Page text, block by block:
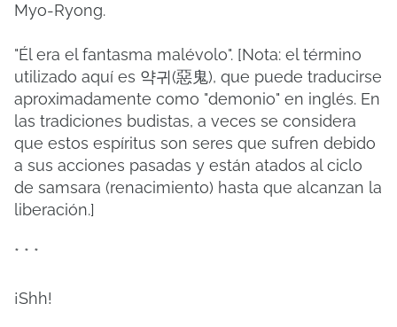
Myo-Ryong.
"Él era el fantasma malévolo". [Nota: el término
utilizado aquí es 약귀(惡鬼), que puede traducirse
aproximadamente como "demonio" en inglés. En
las tradiciones budistas, a veces se considera
que estos espíritus son seres que sufren debido
a sus acciones pasadas y están atados al ciclo
de samsara (renacimiento) hasta que alcanzan la
liberación.]
* * *
¡Shh!